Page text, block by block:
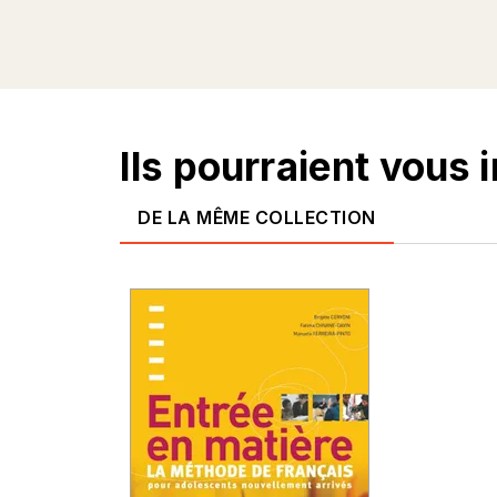
Ils pourraient vous
DE LA MÊME COLLECTION